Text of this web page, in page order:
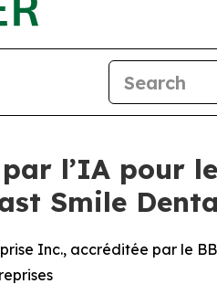
l’IA pour
Smile
Inc., accréditée par le